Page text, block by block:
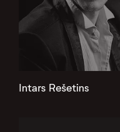
Intars Rešetins